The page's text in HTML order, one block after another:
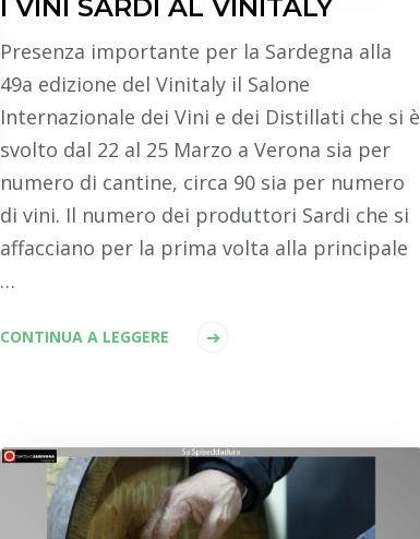
I VINI SARDI AL VINITALY
Presenza importante per la Sardegna alla
49a edizione del Vinitaly il Salone
Internazionale dei Vini e dei Distillati che si è
svolto dal 22 al 25 Marzo a Verona sia per
numero di cantine, circa 90 sia per numero
di vini. Il numero dei produttori Sardi che si
affacciano per la prima volta alla principale
…
CONTINUA A LEGGERE